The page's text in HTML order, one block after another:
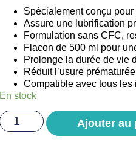
Spécialement conçu
Assure une lubrification
Formulation sans CFC,
Flacon de 500 ml pour
Prolonge la durée de vie
Réduit l’usure
Compatible avec tous les
En stock
Ajouter au